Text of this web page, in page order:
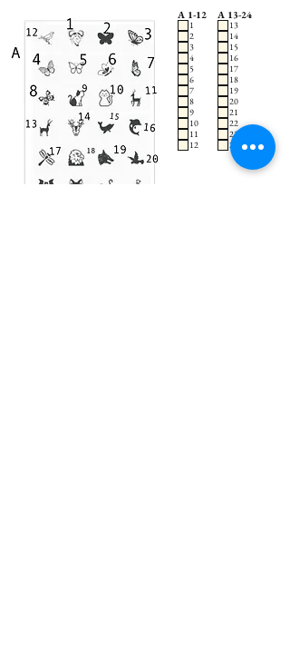
A 1-12
1
2
3
4
5
6
7
8
9
10
11
12
A 13-24
13
14
15
16
17
18
19
20
21
22
23
24